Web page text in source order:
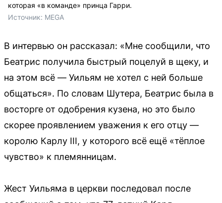
которая «в команде» принца Гарри.
Источник: MEGA
В интервью он рассказал: «Мне сообщили, что
Беатрис получила быстрый поцелуй в щеку, и
на этом всё — Уильям не хотел с ней больше
общаться». По словам Шутера, Беатрис была в
восторге от одобрения кузена, но это было
скорее проявлением уважения к его отцу —
королю Карлу III, у которого всё ещё «тёплое
чувство» к племянницам.
Жест Уильяма в церкви последовал после